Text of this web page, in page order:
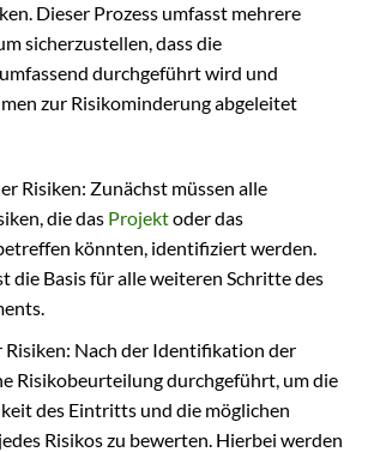
Dieser Prozess umfasst mehrere
sicherzustellen, dass die
umfassend durchgeführt wird und
zur Risikominderung abgeleitet
Risiken: Zunächst müssen alle
die das Projektoder das
könnten, identifiziert werden.
die Basis für alle weiteren Schritte des
Risiken: Nach der Identifikation der
Risikobeurteilung durchgeführt, um die
des Eintritts und die möglichen
Risikos zu bewerten. Hierbei werden